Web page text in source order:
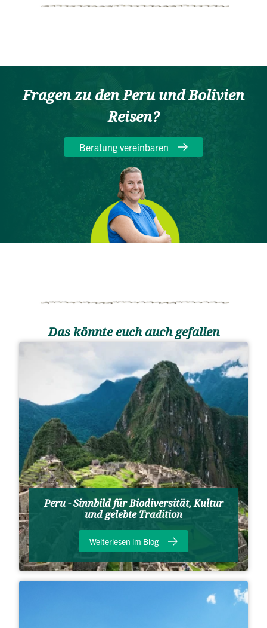
Fragen zu den Peru und Bolivien
Reisen?
Beratung vereinbaren
Das könnte euch auch gefallen
Peru - Sinnbild für Biodiversität, Kultur
und gelebte Tradition
Weiterlesen im Blog